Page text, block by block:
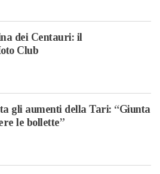
dei Centauri: il
Club
gli aumenti della Tari: “Giunta
le bollette”